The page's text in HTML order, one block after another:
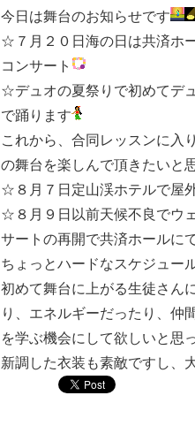
今日は舞台のお知らせです
☆７月２０日海の日は共済ホ
コンサート
☆デュオの夏祭りで初めてデ
で踊ります
これから、合同レッスンに入
の舞台を楽しんで頂きたいと
☆８月７日定山渓ホテルで屋
☆８月９日以前天候不良でウ
サートの再開で共済ホールに
ちょっとハードなスケジュー
初めて舞台に上がる生徒さん
り、エネルギーだったり、仲
を学ぶ機会にして欲しいと思
新調した衣装も素敵ですし、